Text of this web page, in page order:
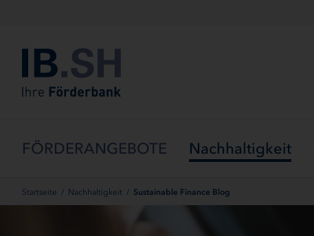
FÖRDERANGEBOTE Nachhaltigkeit
Startseite / Nachhaltigkeit / Sustainable Finance Blog